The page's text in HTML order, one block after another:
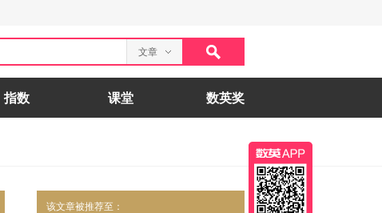
文章
指数 课堂 数英奖
该文章被推荐至：